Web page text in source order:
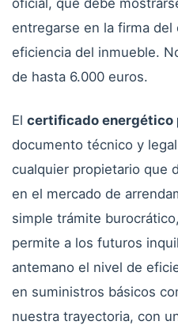
entregarse en la firma del
eficiencia del inmueble.
de hasta 6.000 euros.
El certificado energético
documento técnico y
cualquier propietario que
en el mercado de
simple trámite
permite a los futuros
antemano el nivel de
en suministros básicos
nuestra trayectoria, con